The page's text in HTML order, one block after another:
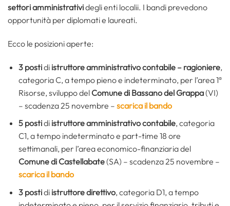
settori amministratividegli enti localii. I bandi prevedono
opportunità per diplomati e laureati.
Ecco le posizioni aperte:
3 postidi istruttore amministrativo contabile – ragioniere,
categoria C, a tempo pieno e indeterminato, per l’area 1ª
Risorse, sviluppo del Comune di Bassano del Grappa(VI)
– scadenza 25 novembre – scarica il bando
5 postidi istruttore amministrativo contabile, categoria
C1, a tempo indeterminato e part-time 18 ore
settimanali, per l’area economico-finanziaria del
Comune di Castellabate(SA) – scadenza 25 novembre –
scarica il bando
3 postidi istruttore direttivo, categoria D1, a tempo